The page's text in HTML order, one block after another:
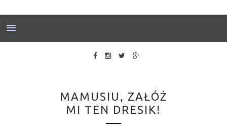
MAMUSIU, ZAŁÓŻ
MI TEN DRESIK!